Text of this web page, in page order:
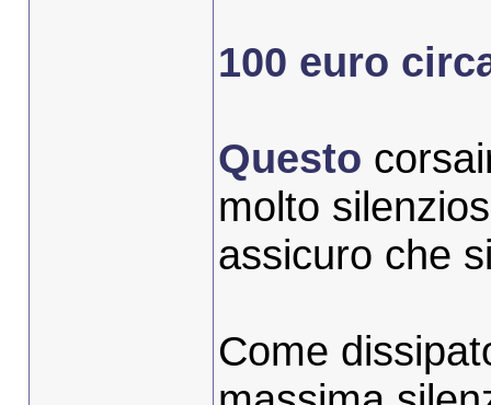
100 euro
Questo
molto
assicuro che
Come